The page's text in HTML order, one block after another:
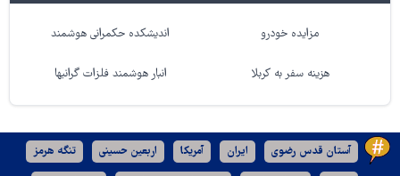
مزایده خودرو اندیشکده حکمرانی هوشمند
هزینه سفر به کربلا انبار هوشمند فلزات گرانبها
آستان قدس رضوی ایران آمریکا اربعین حسینی تنگه هرمز